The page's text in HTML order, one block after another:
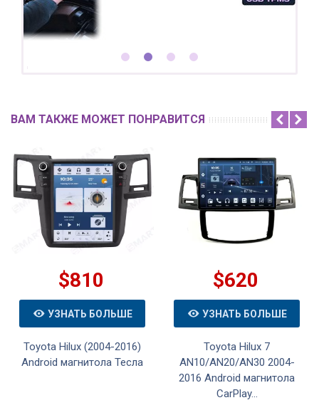
ВАМ ТАКЖЕ МОЖЕТ ПОНРАВИТСЯ
$810
УЗНАТЬ БОЛЬШЕ
Toyota Hilux (2004-2016)
Android магнитола Тесла
$620
УЗНАТЬ БОЛЬШЕ
Toyota Hilux 7
AN10/AN20/AN30 2004-
2016 Android магнитола
CarPlay...